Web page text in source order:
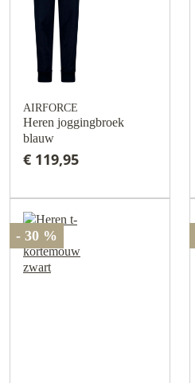
AIRFORCE
Heren joggingbroek
blauw
€ 119,95
- 30 %